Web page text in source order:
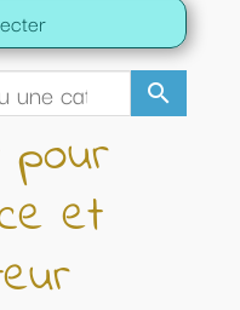
search
pour
et